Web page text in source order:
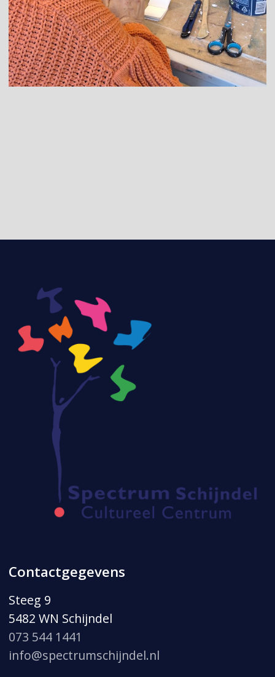
Contactgegevens
Steeg 9
5482 WN Schijndel
073 544 1441
info@spectrumschijndel.nl